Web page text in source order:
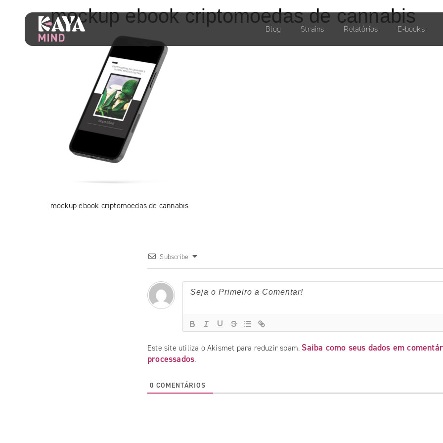
Blog Strains Relatórios E-books
mockup ebook criptomoedas de cannabis
mockup ebook criptomoedas de cannabis
Subscribe
Este site utiliza o Akismet para reduzir spam. Saiba como seus dados em
processados.
0 COMENTÁRIOS